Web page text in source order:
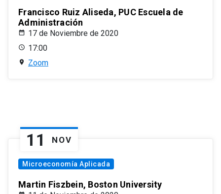
Francisco Ruiz Aliseda, PUC Escuela de
Administración
17 de Noviembre de 2020
17:00
Zoom
11 NOV
Microeconomía Aplicada
Martin Fiszbein, Boston University